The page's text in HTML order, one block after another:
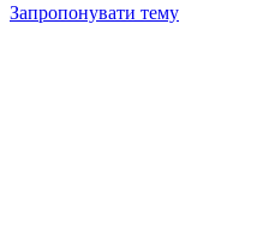
Запропонувати тему